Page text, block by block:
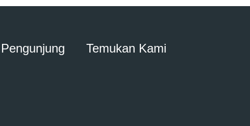
Temukan Kami